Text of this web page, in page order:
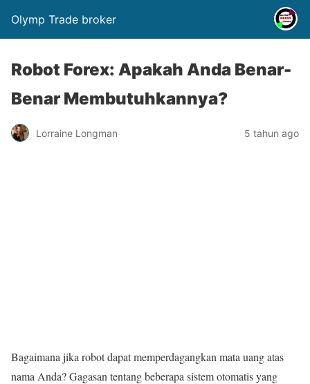
Olymp Trade broker
Robot Forex: Apakah Anda Benar-
Benar Membutuhkannya?
Lorraine Longman 5 tahun ago
Bagaimana jika robot dapat memperdagangkan mata uang atas
nama Anda? Gagasan tentang beberapa sistem otomatis yang